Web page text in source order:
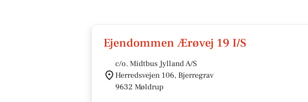
Ejendommen Ærøvej 19 I/S
c/o. Midtbus Jylland A/S
Herredsvejen 106, Bjerregrav
9632 Møldrup